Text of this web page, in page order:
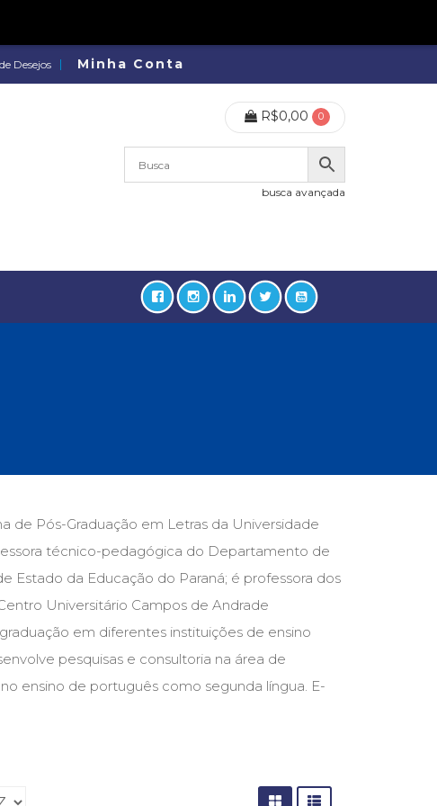
Desejos Minha Conta
R$0,00 0
busca avançada
Educação (278)
Obras de referência (47)
Psicologia, Psicoterapia (797)
Rádio (8)
Temas africanos (30)
Turismo (1)
de Pós-Graduação em Letras da Universidade
técnico-pedagógica do Departamento de
Estado da Educação do Paraná; é professora dos
Universitário Campos de Andrade
em diferentes instituições de ensino
pesquisas e consultoria na área de
ensino de português como segunda língua. E-